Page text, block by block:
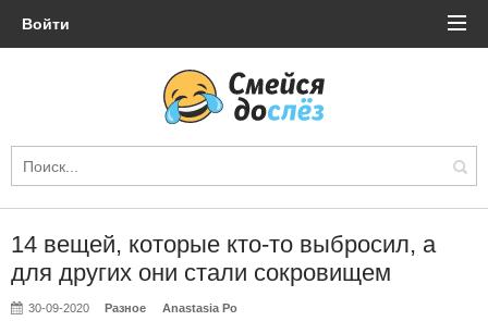
Войти
14 вещей, которые кто-то выбросил, а
для других они стали сокровищем
30-09-2020 Разное Anastasia Po